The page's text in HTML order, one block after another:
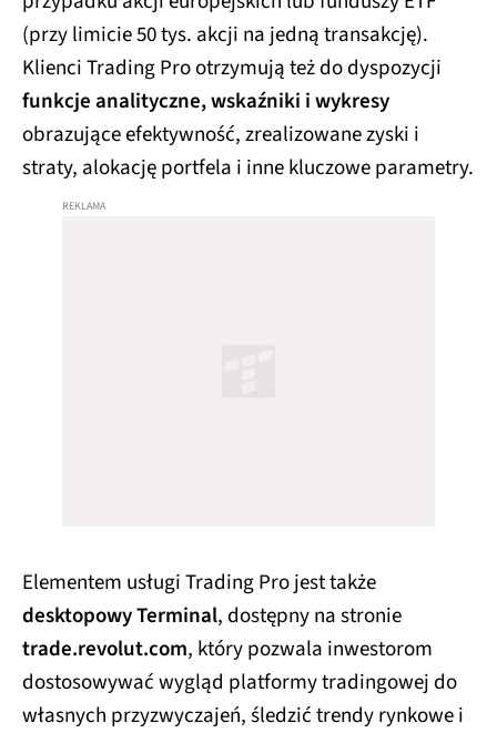
(przy limicie 50 tys. akcji na jedną transakcję).
Klienci Trading Pro otrzymują też do dyspozycji
funkcje analityczne, wskaźniki i wykresy
obrazujące efektywność, zrealizowane zyski i
straty, alokację portfela i inne kluczowe parametry.
Elementem usługi Trading Pro jest także
desktopowy Terminal, dostępny na stronie
trade.revolut.com, który pozwala inwestorom
dostosowywać wygląd platformy tradingowej do
własnych przyzwyczajeń, śledzić trendy rynkowe i